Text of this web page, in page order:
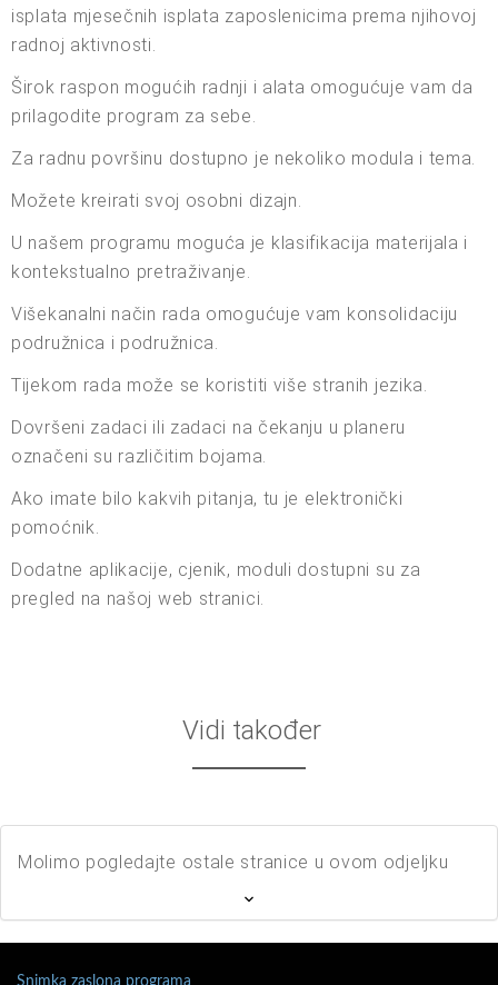
isplata mjesečnih isplata zaposlenicima prema njihovoj
radnoj aktivnosti.
Širok raspon mogućih radnji i alata omogućuje vam da
prilagodite program za sebe.
Za radnu površinu dostupno je nekoliko modula i tema.
Možete kreirati svoj osobni dizajn.
U našem programu moguća je klasifikacija materijala i
kontekstualno pretraživanje.
Višekanalni način rada omogućuje vam konsolidaciju
podružnica i podružnica.
Tijekom rada može se koristiti više stranih jezika.
Dovršeni zadaci ili zadaci na čekanju u planeru
označeni su različitim bojama.
Ako imate bilo kakvih pitanja, tu je elektronički
pomoćnik.
Dodatne aplikacije, cjenik, moduli dostupni su za
pregled na našoj web stranici.
Vidi također
Molimo pogledajte ostale stranice u ovom odjeljku